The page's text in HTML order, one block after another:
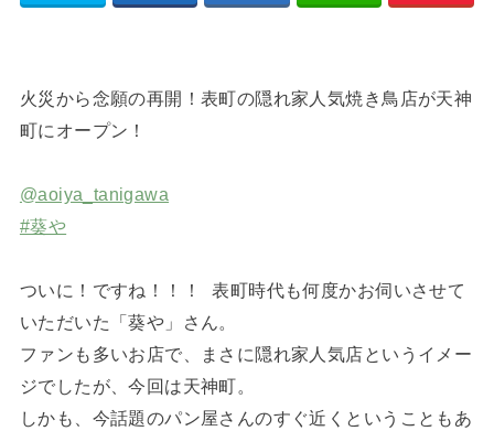
火災から念願の再開！表町の隠れ家人気焼き鳥店が天神
町にオープン！
@aoiya_tanigawa
#葵や
ついに！ですね！！！ 表町時代も何度かお伺いさせて
いただいた「葵や」さん。
ファンも多いお店で、まさに隠れ家人気店というイメー
ジでしたが、今回は天神町。
しかも、今話題のパン屋さんのすぐ近くということもあ